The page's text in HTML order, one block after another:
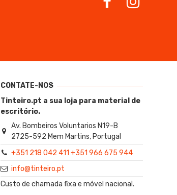
CONTATE-NOS
Tinteiro.pt a sua loja para material de
escritório.
Av. Bombeiros Voluntarios N19-B
2725-592 Mem Martins, Portugal
+351 218 042 411 +351 966 675 944
info@tinteiro.pt
Custo de chamada fixa e móvel nacional.